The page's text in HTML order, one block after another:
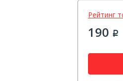
Рейтинг
190 Р